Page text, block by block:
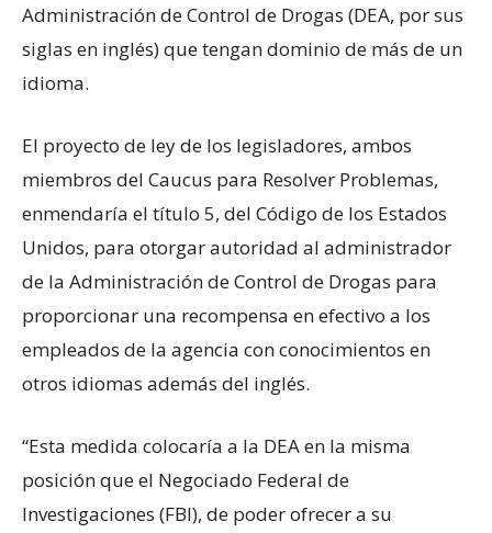
Administración de Control de Drogas (DEA, por sus
siglas en inglés) que tengan dominio de más de un
idioma.
El proyecto de ley de los legisladores, ambos
miembros del Caucus para Resolver Problemas,
enmendaría el título 5, del Código de los Estados
Unidos, para otorgar autoridad al administrador
de la Administración de Control de Drogas para
proporcionar una recompensa en efectivo a los
empleados de la agencia con conocimientos en
otros idiomas además del inglés.
“Esta medida colocaría a la DEA en la misma
posición que el Negociado Federal de
Investigaciones (FBI), de poder ofrecer a su